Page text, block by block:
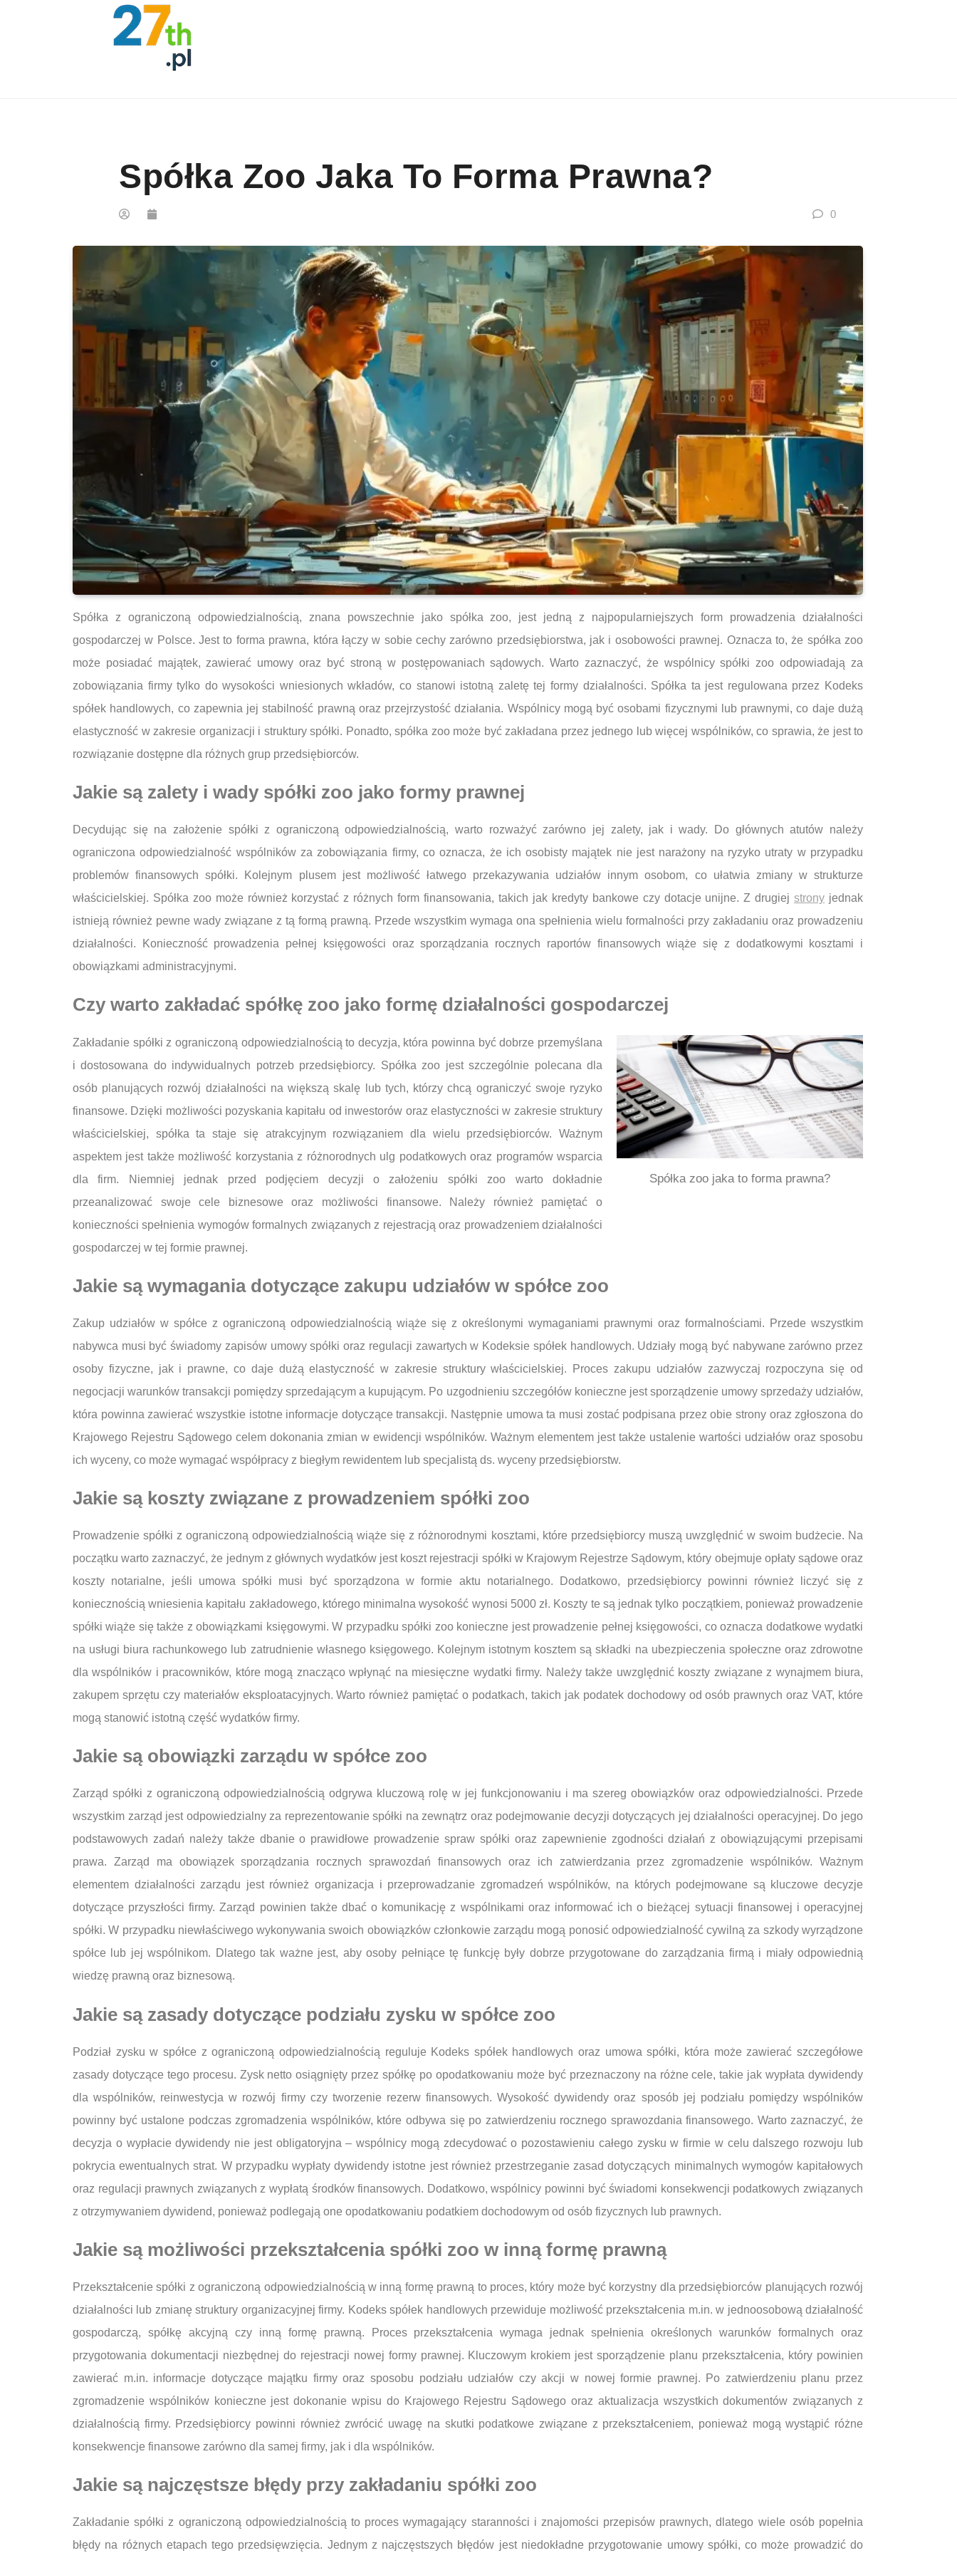
Spółka Zoo Jaka To Forma Prawna?
0
Spółka z ograniczoną odpowiedzialnością, znana powszechnie jako spółka zoo, jest jedną z najpopularniejszych form prowadzenia działalności
gospodarczej w Polsce. Jest to forma prawna, która łączy w sobie cechy zarówno przedsiębiorstwa, jak i osobowości prawnej. Oznacza to, że spółka zoo
może posiadać majątek, zawierać umowy oraz być stroną w postępowaniach sądowych. Warto zaznaczyć, że wspólnicy spółki zoo odpowiadają za
zobowiązania firmy tylko do wysokości wniesionych wkładów, co stanowi istotną zaletę tej formy działalności. Spółka ta jest regulowana przez Kodeks
spółek handlowych, co zapewnia jej stabilność prawną oraz przejrzystość działania. Wspólnicy mogą być osobami fizycznymi lub prawnymi, co daje dużą
elastyczność w zakresie organizacji i struktury spółki. Ponadto, spółka zoo może być zakładana przez jednego lub więcej wspólników, co sprawia, że jest to
rozwiązanie dostępne dla różnych grup przedsiębiorców.
Jakie są zalety i wady spółki zoo jako formy prawnej
Decydując się na założenie spółki z ograniczoną odpowiedzialnością, warto rozważyć zarówno jej zalety, jak i wady. Do głównych atutów należy
ograniczona odpowiedzialność wspólników za zobowiązania firmy, co oznacza, że ich osobisty majątek nie jest narażony na ryzyko utraty w przypadku
problemów finansowych spółki. Kolejnym plusem jest możliwość łatwego przekazywania udziałów innym osobom, co ułatwia zmiany w strukturze
właścicielskiej. Spółka zoo może również korzystać z różnych form finansowania, takich jak kredyty bankowe czy dotacje unijne. Z drugiejstrony jednak
istnieją również pewne wady związane z tą formą prawną. Przede wszystkim wymaga ona spełnienia wielu formalności przy zakładaniu oraz prowadzeniu
działalności. Konieczność prowadzenia pełnej księgowości oraz sporządzania rocznych raportów finansowych wiąże się z dodatkowymi kosztami i
obowiązkami administracyjnymi.
Czy warto zakładać spółkę zoo jako formę działalności gospodarczej
Spółka zoo jaka to forma prawna?
Zakładanie spółki z ograniczoną odpowiedzialnością to decyzja, która powinna być dobrze przemyślana
i dostosowana do indywidualnych potrzeb przedsiębiorcy. Spółka zoo jest szczególnie polecana dla
osób planujących rozwój działalności na większą skalę lub tych, którzy chcą ograniczyć swoje ryzyko
finansowe. Dzięki możliwości pozyskania kapitału od inwestorów oraz elastyczności w zakresie struktury
właścicielskiej, spółka ta staje się atrakcyjnym rozwiązaniem dla wielu przedsiębiorców. Ważnym
aspektem jest także możliwość korzystania z różnorodnych ulg podatkowych oraz programów wsparcia
dla firm. Niemniej jednak przed podjęciem decyzji o założeniu spółki zoo warto dokładnie
przeanalizować swoje cele biznesowe oraz możliwości finansowe. Należy również pamiętać o
konieczności spełnienia wymogów formalnych związanych z rejestracją oraz prowadzeniem działalności
gospodarczej w tej formie prawnej.
Jakie są wymagania dotyczące zakupu udziałów w spółce zoo
Zakup udziałów w spółce z ograniczoną odpowiedzialnością wiąże się z określonymi wymaganiami prawnymi oraz formalnościami. Przede wszystkim
nabywca musi być świadomy zapisów umowy spółki oraz regulacji zawartych w Kodeksie spółek handlowych. Udziały mogą być nabywane zarówno przez
osoby fizyczne, jak i prawne, co daje dużą elastyczność w zakresie struktury właścicielskiej. Proces zakupu udziałów zazwyczaj rozpoczyna się od
negocjacji warunków transakcji pomiędzy sprzedającym a kupującym. Po uzgodnieniu szczegółów konieczne jest sporządzenie umowy sprzedaży udziałów,
która powinna zawierać wszystkie istotne informacje dotyczące transakcji. Następnie umowa ta musi zostać podpisana przez obie strony oraz zgłoszona do
Krajowego Rejestru Sądowego celem dokonania zmian w ewidencji wspólników. Ważnym elementem jest także ustalenie wartości udziałów oraz sposobu
ich wyceny, co może wymagać współpracy z biegłym rewidentem lub specjalistą ds. wyceny przedsiębiorstw.
Jakie są koszty związane z prowadzeniem spółki zoo
Prowadzenie spółki z ograniczoną odpowiedzialnością wiąże się z różnorodnymi kosztami, które przedsiębiorcy muszą uwzględnić w swoim budżecie. Na
początku warto zaznaczyć, że jednym z głównych wydatków jest koszt rejestracji spółki w Krajowym Rejestrze Sądowym, który obejmuje opłaty sądowe oraz
koszty notarialne, jeśli umowa spółki musi być sporządzona w formie aktu notarialnego. Dodatkowo, przedsiębiorcy powinni również liczyć się z
koniecznością wniesienia kapitału zakładowego, którego minimalna wysokość wynosi 5000 zł. Koszty te są jednak tylko początkiem, ponieważ prowadzenie
spółki wiąże się także z obowiązkami księgowymi. W przypadku spółki zoo konieczne jest prowadzenie pełnej księgowości, co oznacza dodatkowe wydatki
na usługi biura rachunkowego lub zatrudnienie własnego księgowego. Kolejnym istotnym kosztem są składki na ubezpieczenia społeczne oraz zdrowotne
dla wspólników i pracowników, które mogą znacząco wpłynąć na miesięczne wydatki firmy. Należy także uwzględnić koszty związane z wynajmem biura,
zakupem sprzętu czy materiałów eksploatacyjnych. Warto również pamiętać o podatkach, takich jak podatek dochodowy od osób prawnych oraz VAT, które
mogą stanowić istotną część wydatków firmy.
Jakie są obowiązki zarządu w spółce zoo
Zarząd spółki z ograniczoną odpowiedzialnością odgrywa kluczową rolę w jej funkcjonowaniu i ma szereg obowiązków oraz odpowiedzialności. Przede
wszystkim zarząd jest odpowiedzialny za reprezentowanie spółki na zewnątrz oraz podejmowanie decyzji dotyczących jej działalności operacyjnej. Do jego
podstawowych zadań należy także dbanie o prawidłowe prowadzenie spraw spółki oraz zapewnienie zgodności działań z obowiązującymi przepisami
prawa. Zarząd ma obowiązek sporządzania rocznych sprawozdań finansowych oraz ich zatwierdzania przez zgromadzenie wspólników. Ważnym
elementem działalności zarządu jest również organizacja i przeprowadzanie zgromadzeń wspólników, na których podejmowane są kluczowe decyzje
dotyczące przyszłości firmy. Zarząd powinien także dbać o komunikację z wspólnikami oraz informować ich o bieżącej sytuacji finansowej i operacyjnej
spółki. W przypadku niewłaściwego wykonywania swoich obowiązków członkowie zarządu mogą ponosić odpowiedzialność cywilną za szkody wyrządzone
spółce lub jej wspólnikom. Dlatego tak ważne jest, aby osoby pełniące tę funkcję były dobrze przygotowane do zarządzania firmą i miały odpowiednią
wiedzę prawną oraz biznesową.
Jakie są zasady dotyczące podziału zysku w spółce zoo
Podział zysku w spółce z ograniczoną odpowiedzialnością reguluje Kodeks spółek handlowych oraz umowa spółki, która może zawierać szczegółowe
zasady dotyczące tego procesu. Zysk netto osiągnięty przez spółkę po opodatkowaniu może być przeznaczony na różne cele, takie jak wypłata dywidendy
dla wspólników, reinwestycja w rozwój firmy czy tworzenie rezerw finansowych. Wysokość dywidendy oraz sposób jej podziału pomiędzy wspólników
powinny być ustalone podczas zgromadzenia wspólników, które odbywa się po zatwierdzeniu rocznego sprawozdania finansowego. Warto zaznaczyć, że
decyzja o wypłacie dywidendy nie jest obligatoryjna – wspólnicy mogą zdecydować o pozostawieniu całego zysku w firmie w celu dalszego rozwoju lub
pokrycia ewentualnych strat. W przypadku wypłaty dywidendy istotne jest również przestrzeganie zasad dotyczących minimalnych wymogów kapitałowych
oraz regulacji prawnych związanych z wypłatą środków finansowych. Dodatkowo, wspólnicy powinni być świadomi konsekwencji podatkowych związanych
z otrzymywaniem dywidend, ponieważ podlegają one opodatkowaniu podatkiem dochodowym od osób fizycznych lub prawnych.
Jakie są możliwości przekształcenia spółki zoo w inną formę prawną
Przekształcenie spółki z ograniczoną odpowiedzialnością w inną formę prawną to proces, który może być korzystny dla przedsiębiorców planujących rozwój
działalności lub zmianę struktury organizacyjnej firmy. Kodeks spółek handlowych przewiduje możliwość przekształcenia m.in. w jednoosobową działalność
gospodarczą, spółkę akcyjną czy inną formę prawną. Proces przekształcenia wymaga jednak spełnienia określonych warunków formalnych oraz
przygotowania dokumentacji niezbędnej do rejestracji nowej formy prawnej. Kluczowym krokiem jest sporządzenie planu przekształcenia, który powinien
zawierać m.in. informacje dotyczące majątku firmy oraz sposobu podziału udziałów czy akcji w nowej formie prawnej. Po zatwierdzeniu planu przez
zgromadzenie wspólników konieczne jest dokonanie wpisu do Krajowego Rejestru Sądowego oraz aktualizacja wszystkich dokumentów związanych z
działalnością firmy. Przedsiębiorcy powinni również zwrócić uwagę na skutki podatkowe związane z przekształceniem, ponieważ mogą wystąpić różne
konsekwencje finansowe zarówno dla samej firmy, jak i dla wspólników.
Jakie są najczęstsze błędy przy zakładaniu spółki zoo
Zakładanie spółki z ograniczoną odpowiedzialnością to proces wymagający staranności i znajomości przepisów prawnych, dlatego wiele osób popełnia
błędy na różnych etapach tego przedsięwzięcia. Jednym z najczęstszych błędów jest niedokładne przygotowanie umowy spółki, co może prowadzić do